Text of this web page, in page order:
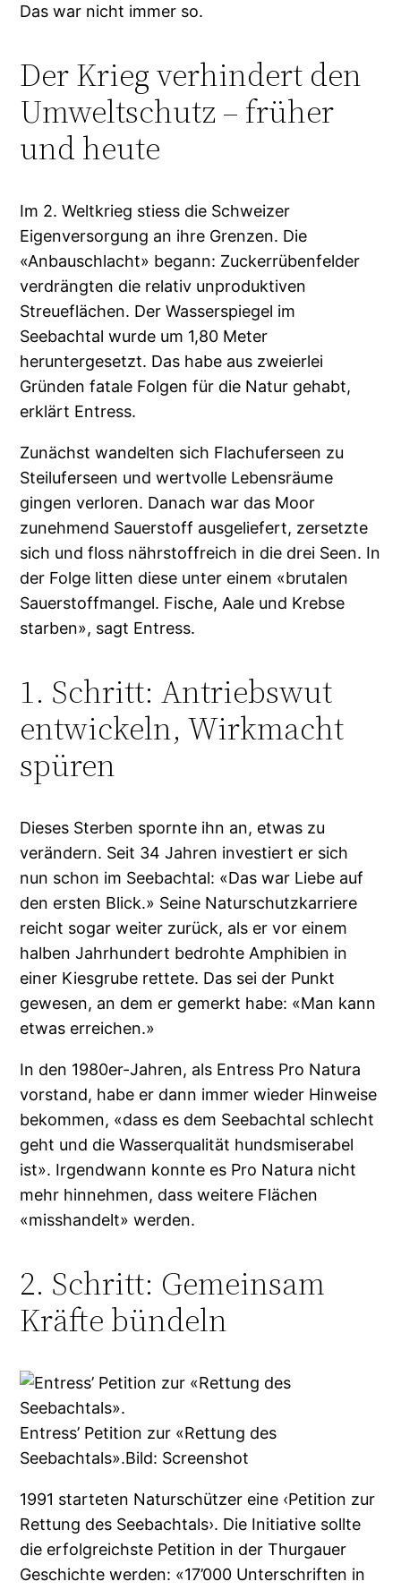
Das war nicht immer so.
Der Krieg verhindert den
Umweltschutz – früher
und heute
Im 2. Weltkrieg stiess die Schweizer
Eigenversorgung an ihre Grenzen. Die
«Anbauschlacht» begann: Zuckerrübenfelder
verdrängten die relativ unproduktiven
Streueflächen. Der Wasserspiegel im
Seebachtal wurde um 1,80 Meter
heruntergesetzt. Das habe aus zweierlei
Gründen fatale Folgen für die Natur gehabt,
erklärt Entress.
Zunächst wandelten sich Flachuferseen zu
Steiluferseen und wertvolle Lebensräume
gingen verloren. Danach war das Moor
zunehmend Sauerstoff ausgeliefert, zersetzte
sich und floss nährstoffreich in die drei Seen. In
der Folge litten diese unter einem «brutalen
Sauerstoffmangel. Fische, Aale und Krebse
starben», sagt Entress.
1. Schritt: Antriebswut
entwickeln, Wirkmacht
spüren
Dieses Sterben spornte ihn an, etwas zu
verändern. Seit 34 Jahren investiert er sich
nun schon im Seebachtal: «Das war Liebe auf
den ersten Blick.» Seine Naturschutzkarriere
reicht sogar weiter zurück, als er vor einem
halben Jahrhundert bedrohte Amphibien in
einer Kiesgrube rettete. Das sei der Punkt
gewesen, an dem er gemerkt habe: «Man kann
etwas erreichen.»
In den 1980er-Jahren, als Entress Pro Natura
vorstand, habe er dann immer wieder Hinweise
bekommen, «dass es dem Seebachtal schlecht
geht und die Wasserqualität hundsmiserabel
ist». Irgendwann konnte es Pro Natura nicht
mehr hinnehmen, dass weitere Flächen
«misshandelt» werden.
2. Schritt: Gemeinsam
Kräfte bündeln
Entress’ Petition zur «Rettung des
Seebachtals».Bild: Screenshot
1991 starteten Naturschützer eine ‹Petition zur
Rettung des Seebachtals›. Die Initiative sollte
die erfolgreichste Petition in der Thurgauer
Geschichte werden: «17’000 Unterschriften in